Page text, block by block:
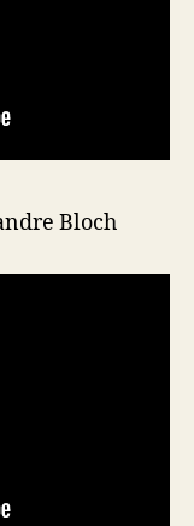
Bloch